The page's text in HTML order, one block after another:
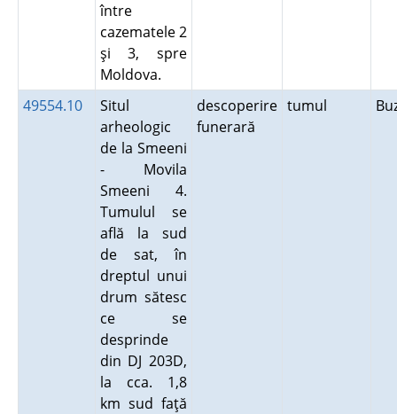
între
cazematele 2
şi 3, spre
Moldova.
49554.10
Situl
arheologic
de la Smeeni
- Movila
Smeeni 4.
Tumulul se
află la sud
de sat, în
dreptul unui
drum sătesc
ce se
desprinde
din DJ 203D,
la cca. 1,8
km sud faţă
descoperire
funerară
tumul